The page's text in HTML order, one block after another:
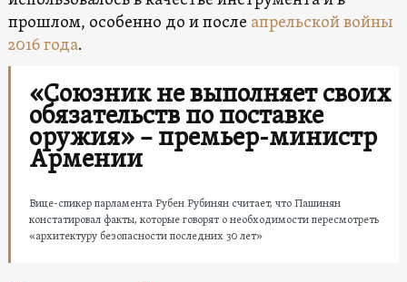
прошлом, особенно до и после апрельской войны
2016 года.
«Союзник не выполняет своих
обязательств по поставке
оружия» – премьер-министр
Армении
Вице-спикер парламента Рубен Рубинян считает, что Пашинян
констатировал факты, которые говорят о необходимости пересмотреть
«архитектуру безопасности последних 30 лет»